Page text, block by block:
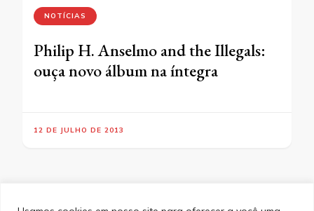
NOTÍCIAS
Philip H. Anselmo and the Illegals:
ouça novo álbum na íntegra
12 DE JULHO DE 2013